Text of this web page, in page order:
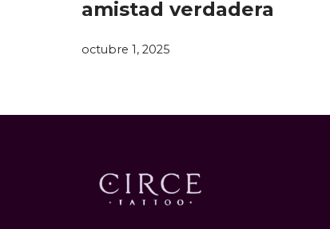
amistad verdadera
octubre 1, 2025